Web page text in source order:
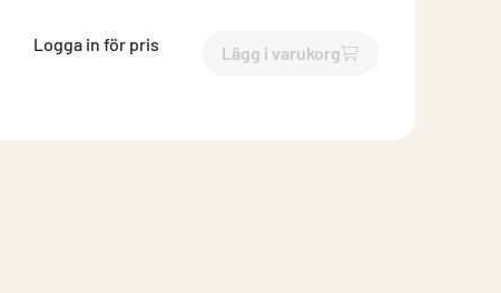
Logga in för pris Lägg i varukorg
`$Lägg till